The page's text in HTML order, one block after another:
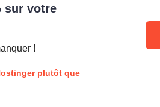
sur votre
!
plutôt que